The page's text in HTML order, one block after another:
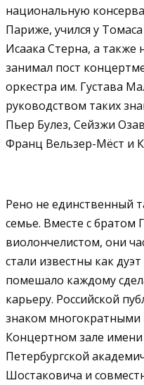
национальную
Париже, учился у
Исаака Стерна, а также
занимал пост
оркестра им. Густава
руководством таких
Пьер Булез, Сейзжи
Франц Вельзер-Мёст и
Рено не единственный
семье. Вместе с братом
виолончелистом, они
стали известны как
помешало каждому
карьеру. Российской
знаком многократными
Концертном зале
Петербургской
Шостаковича и